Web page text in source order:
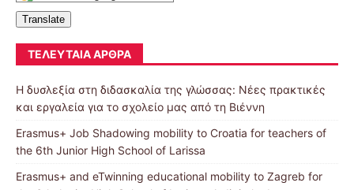
Translate
ΤΕΛΕΥΤΑΊΑ ΆΡΘΡΑ
Η δυσλεξία στη διδασκαλία της γλώσσας: Νέες πρακτικές
και εργαλεία για το σχολείο μας από τη Βιέννη
Erasmus+ Job Shadowing mobility to Croatia for teachers of
the 6th Junior High School of Larissa
Erasmus+ and eTwinning educational mobility to Zagreb for